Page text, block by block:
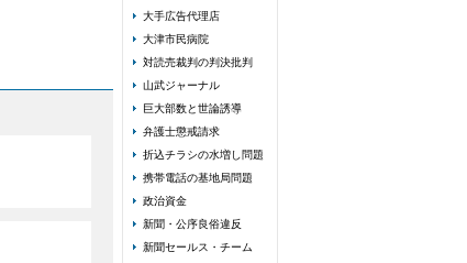
大手広告代理店
大津市民病院
対読売裁判の判決批判
山武ジャーナル
巨大部数と世論誘導
弁護士懲戒請求
折込チラシの水増し問題
携帯電話の基地局問題
政治資金
新聞・公序良俗違反
新聞セールス・チーム